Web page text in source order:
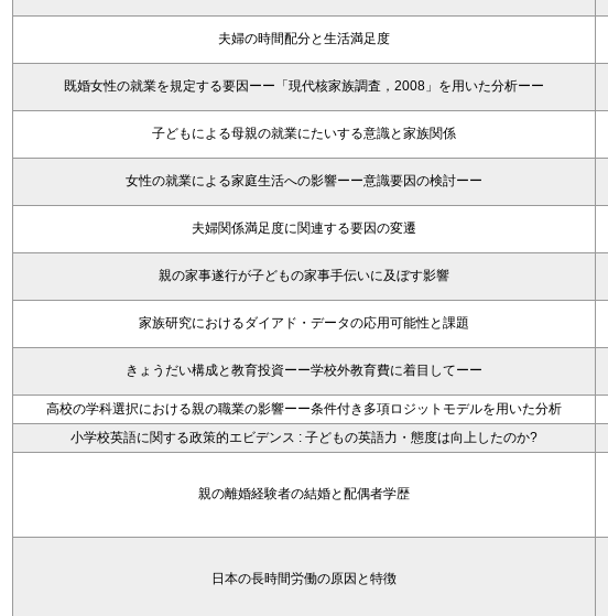
夫婦の時間配分と生活満足度
既婚女性の就業を規定する要因ーー「現代核家族調査，2008」を用いた分析ーー
子どもによる母親の就業にたいする意識と家族関係
女性の就業による家庭生活への影響ーー意識要因の検討ーー
夫婦関係満足度に関連する要因の変遷
親の家事遂行が子どもの家事手伝いに及ぼす影響
家族研究におけるダイアド・データの応用可能性と課題
きょうだい構成と教育投資ーー学校外教育費に着目してーー
高校の学科選択における親の職業の影響ーー条件付き多項ロジットモデルを用いた分析
小学校英語に関する政策的エビデンス : 子どもの英語力・態度は向上したのか?
親の離婚経験者の結婚と配偶者学歴
日本の長時間労働の原因と特徴